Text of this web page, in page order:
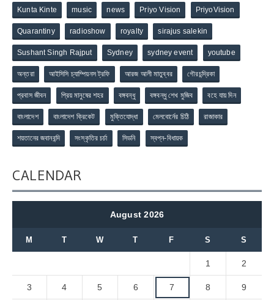
Kunta Kinte music news Priyo Vision PriyoVision
Quarantiny radioshow royalty sirajus salekin
Sushant Singh Rajput Sydney sydney event youtube
অন্তরা আইসিসি চ্যাম্পিয়নস ট্রফি আরজ আলী মাতুব্বর গৌরচন্দ্রিকা
প্রবাস জীবন প্রিয় মানুষের শহর বঙ্গবন্ধু বঙ্গবন্ধু শেখ মুজিব বহে যায় দিন
বাংলাদেশ বাংলাদেশ ক্রিকেট মুক্তিযোদ্ধা মেলবোর্নের চিঠি রাজাকার
শয়তানের জবানবন্দি সংস্কৃতির চর্চা সিডনি স্বপ্ন-বিধায়ক
CALENDAR
August 2026
M T W T F S S
1 2
3 4 5 6 7 8 9